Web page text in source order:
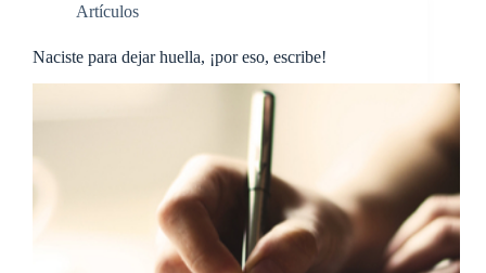
Artículos
Naciste para dejar huella, ¡por eso, escribe!